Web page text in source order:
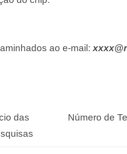
ao e-mail:
das
Número de